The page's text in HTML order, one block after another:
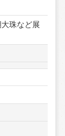
珠など展